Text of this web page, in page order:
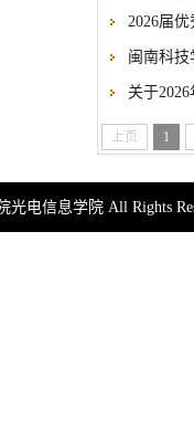
2026届
闽南科技
关于
上页 1
电信息学院 All Rights